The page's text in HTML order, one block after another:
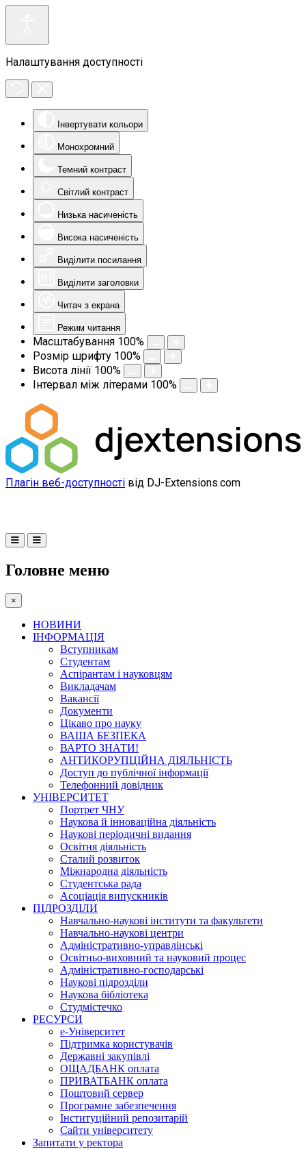
Налаштування доступності
Інвертувати кольори
Монохромний
Темний контраст
Світлий контраст
Низька насиченість
Висока насиченість
Виділити посилання
Виділити заголовки
Читач з екрана
Режим читання
Масштабування 100%
Розмір шрифту 100%
Висота лінії 100%
Інтервал між літерами 100%
Плагін веб-доступності від DJ-Extensions.com
Головне меню
×
НОВИНИ
ІНФОРМАЦІЯ
Вступникам
Студентам
Аспірантам і науковцям
Викладачам
Вакансії
Документи
Цікаво про науку
ВАША БЕЗПЕКА
ВАРТО ЗНАТИ!
АНТИКОРУПЦІЙНА ДІЯЛЬНІСТЬ
Доступ до публічної інформації
Телефонний довідник
УНІВЕРСИТЕТ
Портрет ЧНУ
Наукова й інноваційна діяльність
Наукові періодичні видання
Освітня діяльність
Сталий розвиток
Міжнародна діяльність
Студентська рада
Асоціація випускників
ПІДРОЗДІЛИ
Навчально-наукові інститути та факультети
Навчально-наукові центри
Адміністративно-управлінські
Освітньо-виховний та науковий процес
Адміністративно-господарські
Наукові підрозділи
Наукова бібліотека
Студмістечко
РЕСУРСИ
е-Університет
Підтримка користувачів
Державні закупівлі
ОЩАДБАНК оплата
ПРИВАТБАНК оплата
Поштовий сервер
Програмне забезпечення
Інституційний репозитарій
Сайти університету
Запитати у ректора